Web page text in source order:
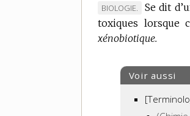
MARQUE
DE
DOMAINE
BIOLOGIE.
Se dit
toxiques lorsque
xénobiotique.
Voir aussi